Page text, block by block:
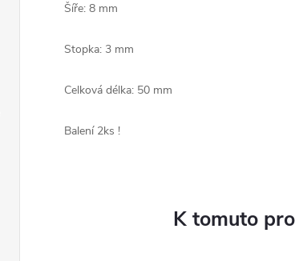
Šíře: 8 mm
Stopka: 3 mm
Celková délka: 50 mm
Balení 2ks !
K tomuto